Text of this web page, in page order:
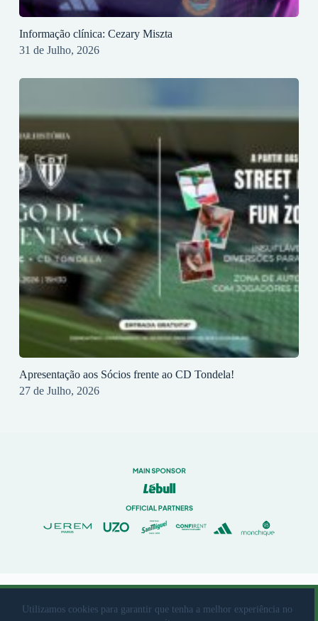
Utilizamos cookies para garantir que tenha a melhor experiência no
Informação clínica: Cezary Miszta
31 de Julho, 2026
Apresentação aos Sócios frente ao CD Tondela!
27 de Julho, 2026
© 2023 Rio Ave Futebol Clube Desenvolvido porbrandit